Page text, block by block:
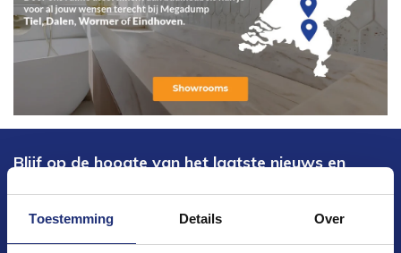
Toestemming Details Over
Blijf op de hoogte van het laatste nieuws en
Verstuur